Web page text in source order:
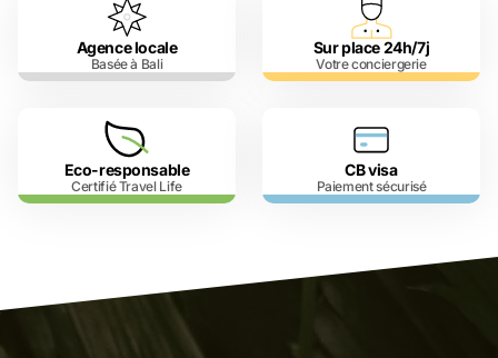
Agence locale
Basée à Bali
Sur place 24h/7j
Votre conciergerie
Eco-responsable
Certifié Travel Life
CB visa
Paiement sécurisé